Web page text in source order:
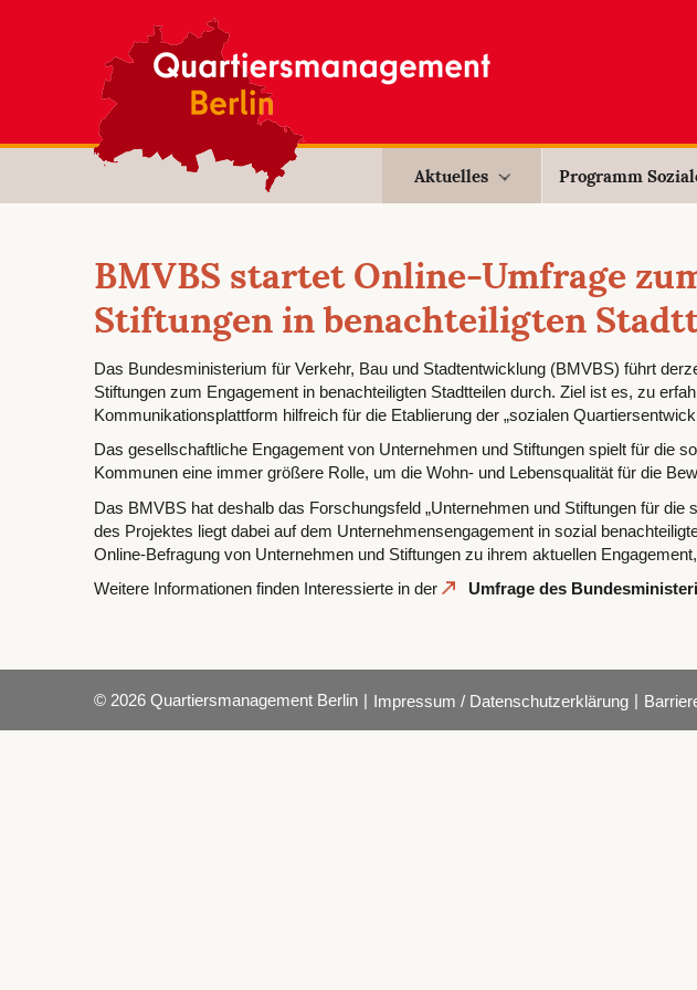
Aktuelles Programm
BMVBS startet Online-Umfrage
Stiftungen in benachteiligten
Das Bundesministerium für Verkehr, Bau und Stadtentwicklung (BMVBS) führt
Stiftungen zum Engagement in benachteiligten Stadtteilen durch. Ziel ist es, zu
Kommunikationsplattform hilfreich für die Etablierung der „sozialen
Das gesellschaftliche Engagement von Unternehmen und Stiftungen spielt für die
Kommunen eine immer größere Rolle, um die Wohn- und Lebensqualität für die
Das BMVBS hat deshalb das Forschungsfeld „Unternehmen und Stiftungen für die
des Projektes liegt dabei auf dem Unternehmensengagement in sozial
Online-Befragung von Unternehmen und Stiftungen zu ihrem aktuellen
Weitere Informationen finden Interessierte in der
Umfrage des
© 2026 Quartiersmanagement Berlin | Impressum / Datenschutzerklärung |